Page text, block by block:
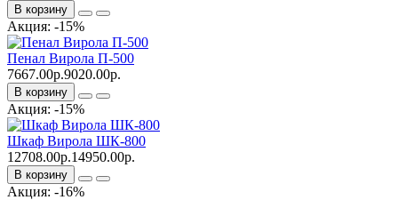
В корзину
Акция: -15%
Пенал Вирола П-500
7667.00р.9020.00р.
В корзину
Акция: -15%
Шкаф Вирола ШК-800
12708.00р.14950.00р.
В корзину
Акция: -16%